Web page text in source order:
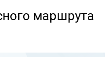
маршрута